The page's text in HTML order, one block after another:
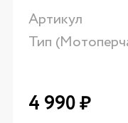
Артикул
Тип
4 990₽